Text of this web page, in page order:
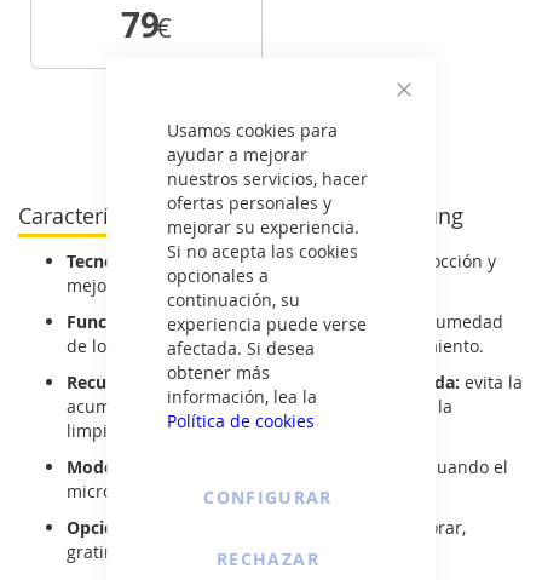
Usamos cookies para
ayudar a mejorar
nuestros servicios, hacer
ofertas personales y
mejorar su experiencia.
Si no acepta las cookies
opcionales a
continuación, su
experiencia puede verse
afectada. Si desea
obtener más
información, lea la
Política de cookies
CONFIGURAR
RECHAZAR
79
€
Ver todos los microondas >
Características de los microondas Samsung
Tecnología HotBlast™:reduce el tiempo de cocción y
mejora la textura de los alimentos.
Función Smart Moisture Sensor:detecta la humedad
de los alimentos para evitar el sobrecalentamiento.
Recubrimiento interior de cerámica esmaltada: evita la
acumulación de grasa y bacterias, facilitando la
limpieza.
Modo Eco:
minimiza el consumo de energía cuando el
microondas no está en uso.
Opciones con grill y convección:
permiten dorar,
gratinar y hornear con resultados óptimos.